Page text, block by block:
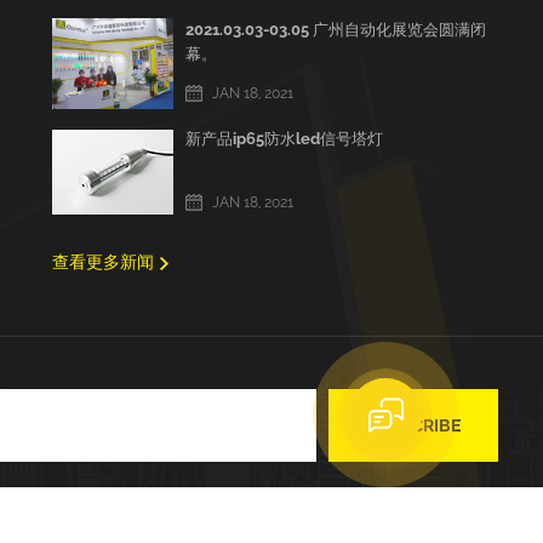
2021.03.03-03.05 广州自动化展览会圆满闭
幕。
JAN 18, 2021
新产品ip65防水led信号塔灯
JAN 18, 2021
查看更多新闻